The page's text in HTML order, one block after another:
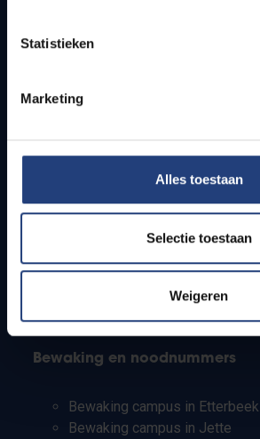
Statistieken
Marketing
Alles toestaan
Selectie toestaan
Weigeren
Bereikbaarheid
Studenten
PhD-studenten
Leerkrachten en secundaire
Bewaking en noodnummers
Bewaking campus in Etterbeek
Bewaking campus in Jette